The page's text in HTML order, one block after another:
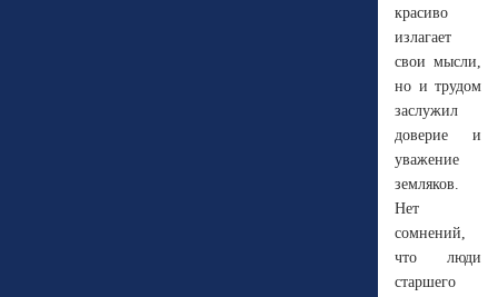
красиво
излагает
свои мысли,
но и трудом
заслужил
доверие и
уважение
земляков.
Нет
сомнений,
что люди
старшего